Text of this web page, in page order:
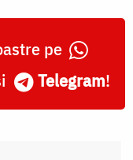
pe
Telegram!